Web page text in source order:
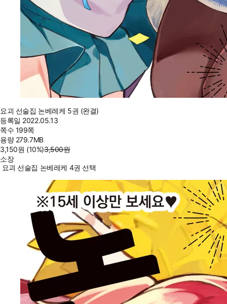
요괴 선술집 논베레케 5권 (완결)
등록일 2022.05.13
쪽수 199쪽
용량 279.7MB
3,150원 (10%)3,500원
소장
요괴 선술집 논베레케 4권 선택